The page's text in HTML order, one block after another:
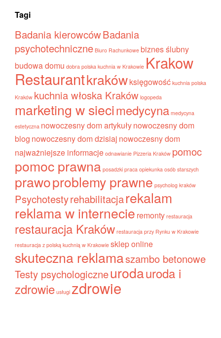
Tagi
Badania kierowcówBadania
psychotechniczne Biuro Rachunkowe biznes ślubny
budowa domu dobra polska kuchnia w Krakowie Krakow
Restaurantkrakówksięgowość kuchnia polska
Kraków kuchnia włoska Kraków logopeda
marketing w siecimedycyna medycyna
estetyczna nowoczesny dom artykułynowoczesny dom
blog nowoczesny dom dzisiaj nowoczesny dom
najważniejsze informacje odnawianie Pizzeria Kraków pomoc
pomoc prawna posadzki praca opiekunka osób starszych
prawoproblemy prawne psycholog kraków
Psychotestyrehabilitacjarekalam
reklama w internecie remonty restauracja
restauracja Kraków restauracja przy Rynku w Krakowie
restauracja z polską kuchnią w Krakowie sklep online
skuteczna reklamaszambo betonowe
Testy psychologiczneurodauroda i
zdrowie usługi zdrowie